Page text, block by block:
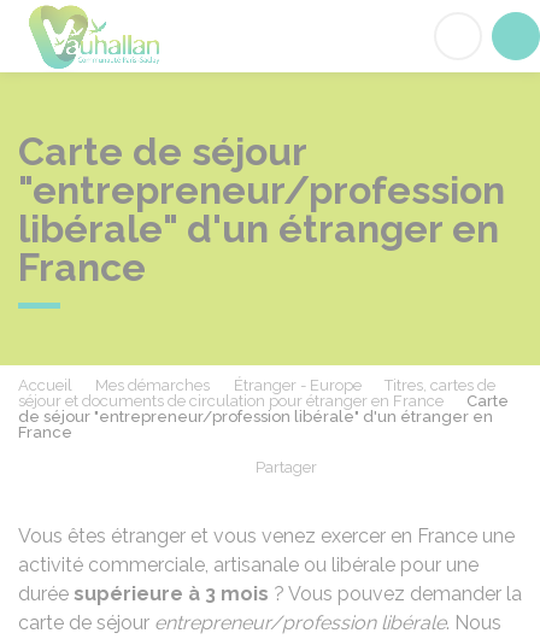
Carte de séjour
"entrepreneur/profession
libérale" d'un étranger en
France
Accueil Mes démarches Étranger - Europe
Titres, cartes de
séjour et documents de circulation pour étranger en France
Carte
de séjour "entrepreneur/profession libérale" d'un étranger en
France
Partager
Vous êtes étranger et vous venez exercer en France une
activité commerciale, artisanale ou libérale pour une
durée supérieure à 3 mois ? Vous pouvez demander la
carte de séjour entrepreneur/profession libérale. Nous